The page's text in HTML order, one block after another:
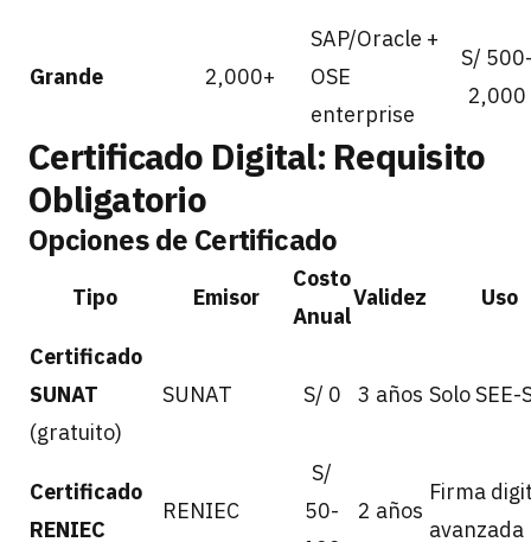
Grande 2,000+
SAP/Oracle +
OSE
enterprise
S/
2,000
Certificado Digital: Requisito
Obligatorio
Opciones de Certificado
Tipo Emisor
Costo
Anual
Validez Uso
Certificado
SUNAT
(gratuito)
SUNAT S/ 0 3 años Solo SEE-
Certificado
RENIEC
RENIEC
S/
50-
2 años
Firma
avanzada